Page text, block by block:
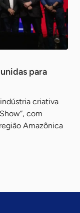
para
criativa
com
Amazônica